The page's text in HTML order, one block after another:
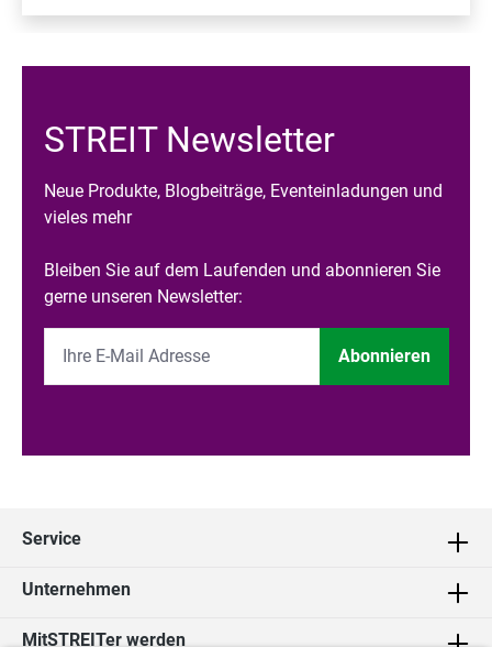
STREIT Newsletter
Neue Produkte, Blogbeiträge, Eventeinladungen und
vieles mehr
Bleiben Sie auf dem Laufenden und abonnieren Sie
gerne unseren Newsletter:
Abonnieren
Service
Unternehmen
MitSTREITer werden